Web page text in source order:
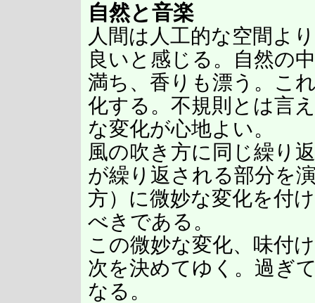
自然と音楽
人間は人工的な空間よ
良いと感じる。自然の
満ち、香りも漂う。こ
化する。不規則とは言
な変化が心地よい。
風の吹き方に同じ繰り
が繰り返される部分を
方）に微妙な変化を付
べきである。
この微妙な変化、味付
次を決めてゆく。過ぎ
なる。